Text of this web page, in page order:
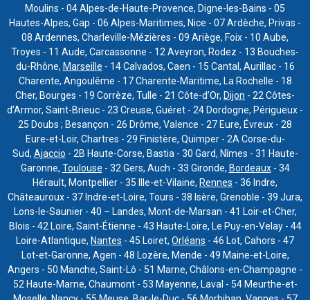
Moulins - 04 Alpes-de-Haute-Provence, Digne-les-Bains - 05
Hautes-Alpes, Gap - 06 Alpes-Maritimes, Nice - 07 Ardèche, Privas -
08 Ardennes, Charleville-Mézières - 09 Ariège, Foix - 10 Aube,
Troyes - 11 Aude, Carcassonne - 12 Aveyron, Rodez - 13 Bouches-
du-Rhône, Marseille - 14 Calvados, Caen - 15 Cantal, Aurillac - 16
Charente, Angoulême - 17 Charente-Maritime, La Rochelle - 18
Cher, Bourges - 19 Corrèze, Tulle - 21 Côte-d’Or, Dijon - 22 Côtes-
d’Armor, Saint-Brieuc - 23 Creuse, Guéret - 24 Dordogne, Périgueux -
25 Doubs ; Besançon - 26 Drôme, Valence - 27 Eure, Évreux - 28
Eure-et-Loir, Chartres - 29 Finistère, Quimper - 2A Corse-du-
Sud, Ajaccio - 2B Haute-Corse, Bastia - 30 Gard, Nîmes - 31 Haute-
Garonne, Toulouse - 32 Gers, Auch - 33 Gironde, Bordeaux- 34
Hérault, Montpellier - 35 Ille-et-Vilaine, Rennes - 36 Indre,
Châteauroux - 37 Indre-et-Loire, Tours - 38 Isère, Grenoble - 39 Jura,
Lons-le-Saunier - 40 – Landes, Mont-de-Marsan - 41 Loir-et-Cher,
Blois - 42 Loire, Saint-Étienne - 43 Haute-Loire, Le Puy-en-Velay - 44
Loire-Atlantique, Nantes - 45 Loiret, Orléans - 46 Lot, Cahors - 47
Lot-et-Garonne, Agen - 48 Lozère, Mende - 49 Maine-et-Loire,
Angers - 50 Manche, Saint-Lô - 51 Marne, Châlons-en-Champagne -
52 Haute-Marne, Chaumont - 53 Mayenne, Laval - 54 Meurthe-et-